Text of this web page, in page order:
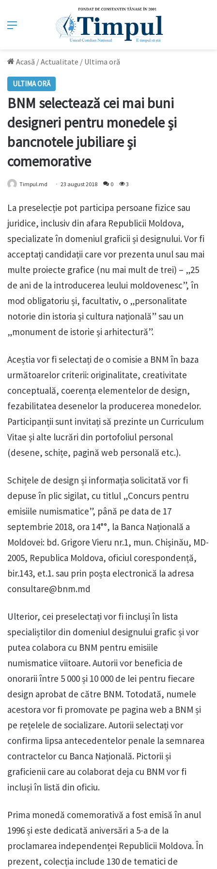
Meniu
Acasă /Actualitate / Ultima oră
ULTIMA ORĂ
BNM selectează cei mai buni
designeri pentru monedele și
bancnotele jubiliare și
comemorative
Timpul.md 23 august 2018 0 3
La preselecție pot participa persoane fizice sau
juridice, inclusiv din afara Republicii Moldova,
specializate în domeniul graficii și designului. Vor fi
acceptați candidații care vor prezenta unul sau mai
multe proiecte grafice (nu mai mult de trei) – „25
de ani de la introducerea leului moldovenesc”, în
mod obligatoriu și, facultativ, o „personalitate
notorie din istoria și cultura națională” sau un
„monument de istorie și arhitectură”.
Aceștia vor fi selectați de o comisie a BNM în baza
următoarelor criterii: originalitate, creativitate
conceptuală, coerența elementelor de design,
fezabilitatea desenelor la producerea monedelor.
Participanții sunt invitați să prezinte un Curriculum
Vitae și alte lucrări din portofoliul personal
(desene, schițe, pagină web personală etc.).
Schițele de design și informația solicitată vor fi
depuse în plic sigilat, cu titlul „Concurs pentru
emisiile numismatice”, până pe data de 17
septembrie 2018, ora 14°°, la Banca Națională a
Moldovei: bd. Grigore Vieru nr.1, mun. Chişinău, MD-
2005, Republica Moldova, oficiul corespondență,
bir.143, et.1. sau prin poșta electronică la adresa
consultare@bnm.md
Ulterior, cei preselectați vor fi incluși în lista
specialiștilor din domeniul designului grafic și vor
putea colabora cu BNM pentru emisiile
numismatice viitoare. Autorii vor beneficia de
onorarii între 5 000 și 10 000 de lei pentru fiecare
design aprobat de către BNM. Totodată, numele
acestora vor fi promovate pe pagina web a BNM și
pe rețelele de socializare. Autorii selectați vor
confirma lipsa antecedentelor penale la semnarea
contractelor cu Banca Națională. Pictorii și
graficienii care au colaborat deja cu BNM vor fi
incluși în listă din oficiu.
Prima monedă comemorativă a fost emisă în anul
1996 și este dedicată aniversări a 5-a de la
proclamarea independenței Republicii Moldova. În
prezent, colecția include 130 de tematici de